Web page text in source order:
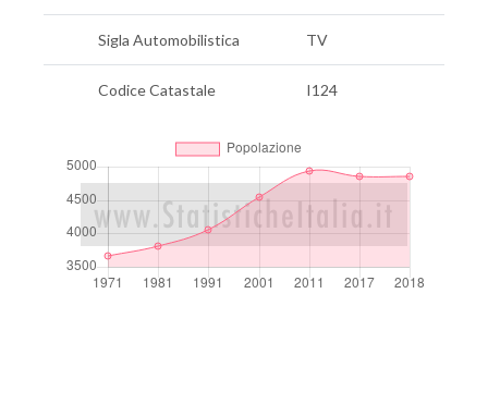
Sigla Automobilistica TV
Codice Catastale I124